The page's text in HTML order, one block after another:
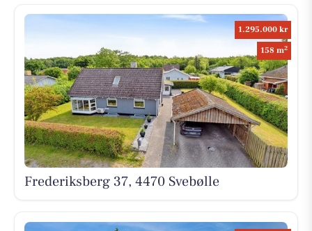
1.295.000 kr
158 m2
Frederiksberg 37, 4470 Svebølle